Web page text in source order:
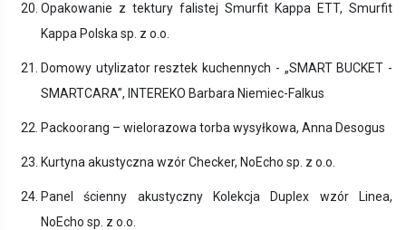
Opakowanie z tektury falistej Smurfit Kappa ETT, Smurfit
Kappa Polska sp. z o.o.
Domowy utylizator resztek kuchennych - „SMART BUCKET -
SMARTCARA”, INTEREKO Barbara Niemiec-Falkus
Packoorang – wielorazowa torba wysyłkowa, Anna Desogus
Kurtyna akustyczna wzór Checker, NoEcho sp. z o.o.
Panel ścienny akustyczny Kolekcja Duplex wzór Linea,
NoEcho sp. z o.o.